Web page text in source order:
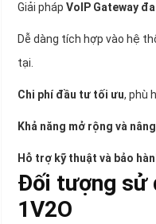
Giải pháp VoIP Gateway
Dễ dàng tích hợp vào hệ
tại.
Chi phí đầu tư tối ưu, phù
Khả năng mở rộng và
Hỗ trợ kỹ thuật và bảo
Đối tượng sử
1V2O